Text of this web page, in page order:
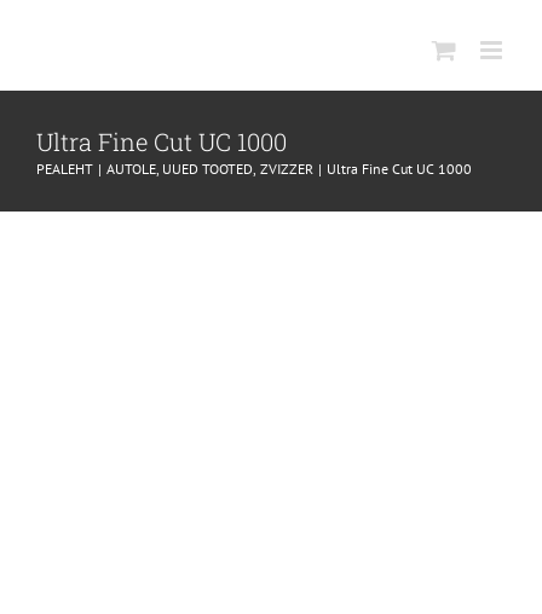
Ultra Fine Cut UC 1000
PEALEHT AUTOLE UUED TOOTED ZVIZZER Ultra Fine Cut UC 1000